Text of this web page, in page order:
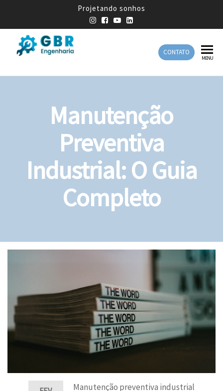
Projetando sonhos
Engenharia
Engenharia
CONTATO
MENU
Manutenção
Preventiva
Industrial: O Guia
Completo
Manutenção preventiva industrial